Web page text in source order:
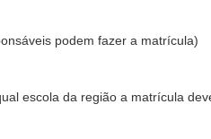
podem fazer a matrícula)
escola da região a matrícula